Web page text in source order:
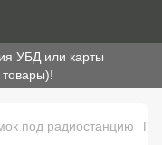
УБД или карты
товары)!
под радиостанцию